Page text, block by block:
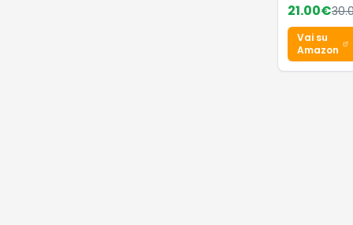
Lumia
Sandal,
Pink/
white/
40.5 EU
21.00€
Vai su
Amazon